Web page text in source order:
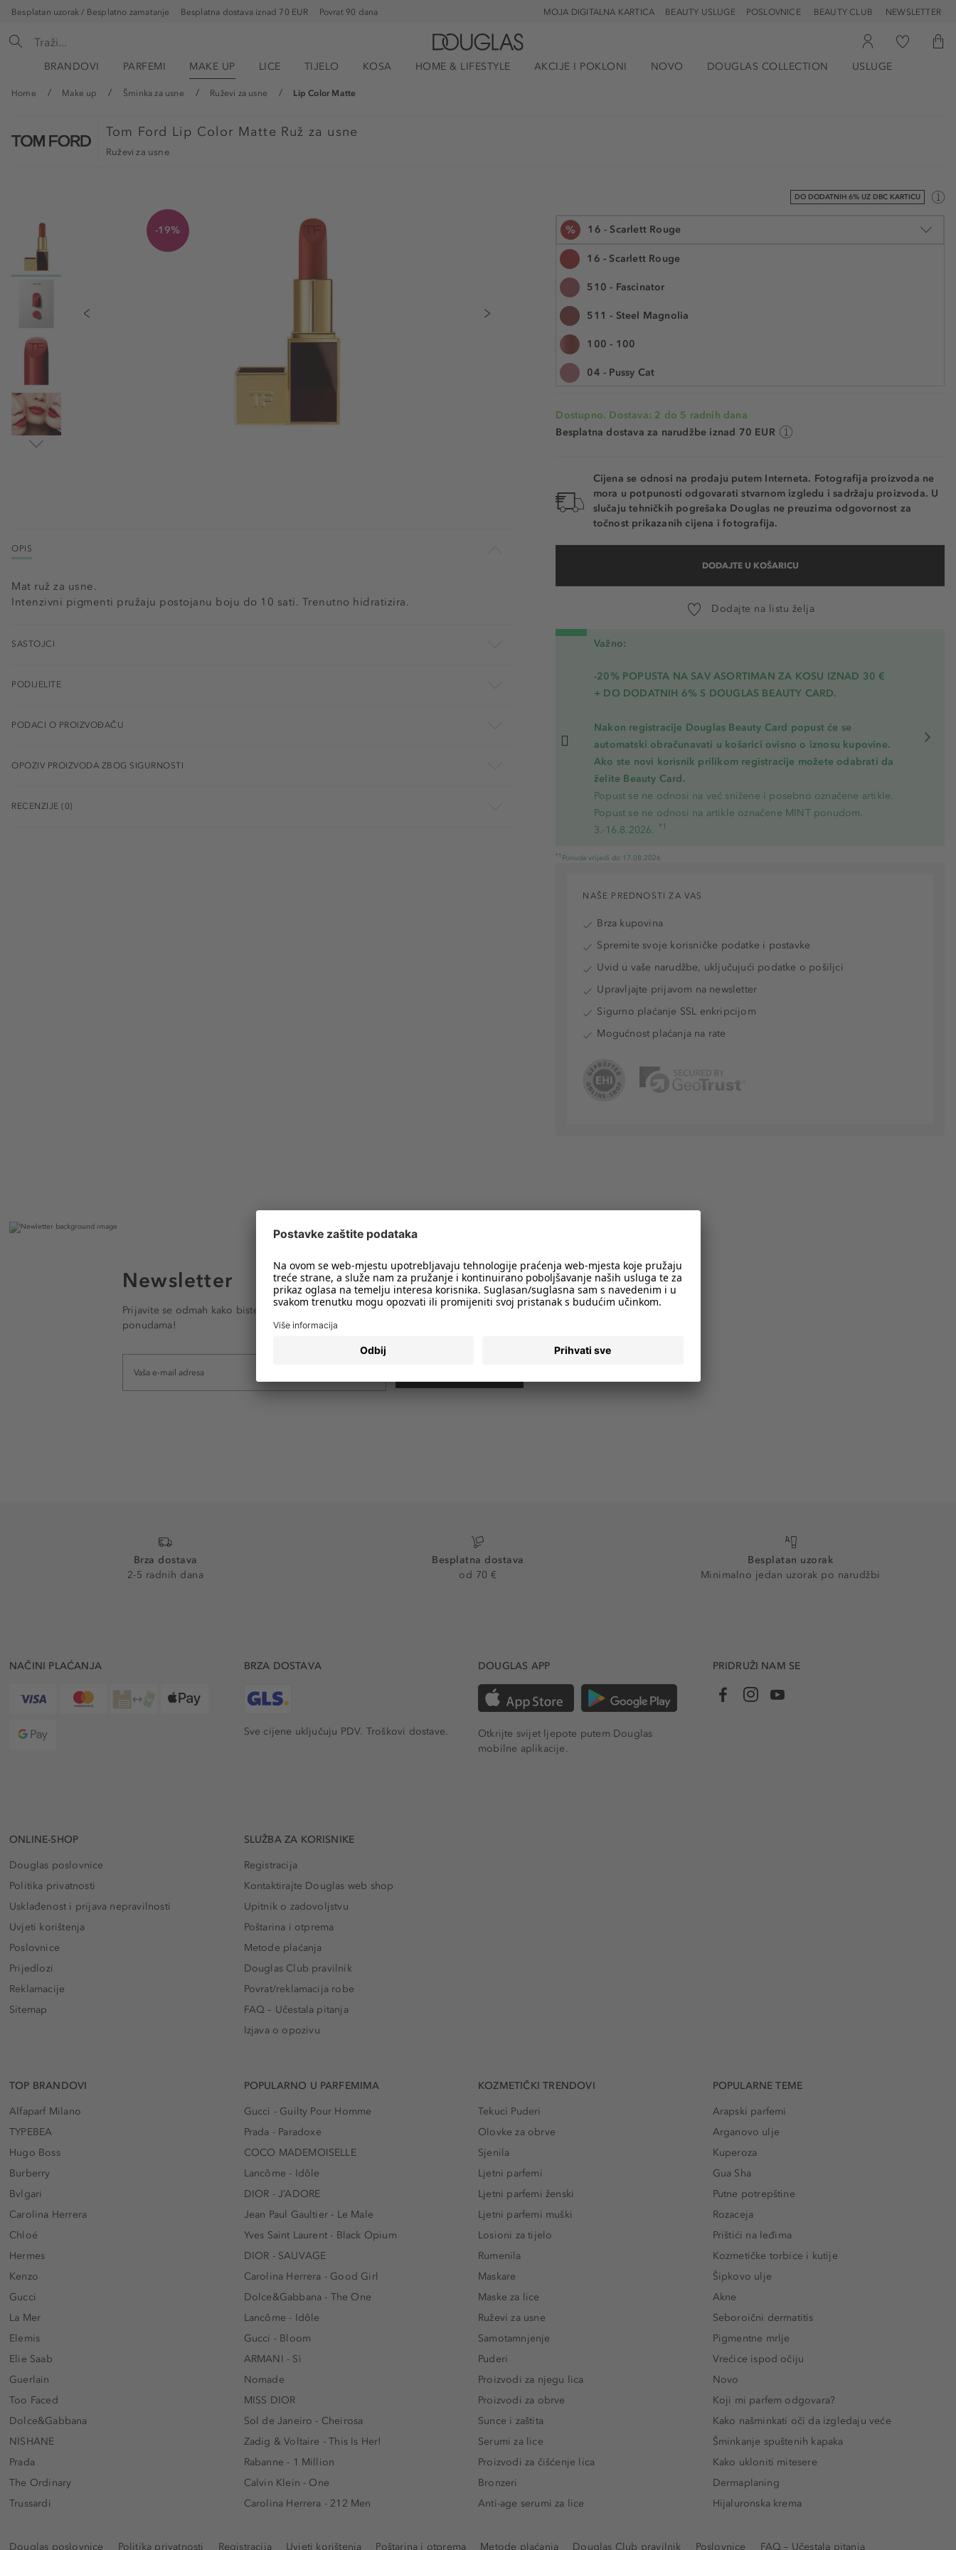
Besplatan uzorak / Besplatno zamatanje Besplatna dostava iznad 70 EUR Povrat 90 dana POSLOVNICE BEAUTY CLUB NEWSLETTER
BEAUTY USLUGE
MOJA DIGITALNA KARTICA
BRANDOVI PARFEMI MAKE UP LICE TIJELO KOSA HOME & LIFESTYLE AKCIJE I POKLONI NOVO DOUGLAS COLLECTION USLUGE
Home Make up Šminka za usne Ruževi za usne Lip Color Matte
Tom Ford Lip Color Matte Ruž za usne
Ruževi za usne
DO DODATNIH 6% UZ DBC KARTICU
-19% % 16 - Scarlett Rouge
16 - Scarlett Rouge
510 - Fascinator
511 - Steel Magnolia
100 - 100
04 - Pussy Cat
08 - Velvet Cherry
3 g
Šifra artikla TF106139
Dostupno. Dostava: 2 do 5 radnih dana
Besplatna dostava za narudžbe iznad 70 EUR
Cijena se odnosi na prodaju putem Interneta. Fotografija proizvoda ne
mora u potpunosti odgovarati stvarnom izgledu i sadržaju proizvoda. U
slučaju tehničkih pogrešaka Douglas ne preuzima odgovornost za
točnost prikazanih cijena i fotografija.
DODAJTE U KOŠARICU
Dodajte na listu želja
Važno:
-20% POPUSTA NA SAV ASORTIMAN ZA KOSU IZNAD 30 €
+ DO DODATNIH 6% S DOUGLAS BEAUTY CARD.
Nakon registracije Douglas Beauty Card popust će se
automatski obračunavati u košarici ovisno o iznosu kupovine.
Ako ste novi korisnik prilikom registracije možete odabrati da
želite Beauty Card.
Popust se ne odnosi na već snižene i posebno označene artikle.
Popust se ne odnosi na artikle označene MINT ponudom.
3.-16.8.2026.
*1
*1 Ponuda vrijedi do 17.08.2026
OPIS
Mat ruž za usne.
Intenzivni pigmenti pružaju postojanu boju do 10 sati. Trenutno hidratizira.
SASTOJCI
PODIJELITE
PODACI O PROIZVOĐAČU
OPOZIV PROIZVODA ZBOG SIGURNOSTI
RECENZIJE (0)
NAŠE PREDNOSTI ZA VAS
Brza kupovina
Spremite svoje korisničke podatke i postavke
Uvid u vaše narudžbe, uključujući podatke o pošiljci
Upravljajte prijavom na newsletter
Sigurno plaćanje SSL enkripcijom
Mogućnost plaćanja na rate
Newsletter
Prijavite se odmah kako biste e-mailom primali obavijesti o svim trendovima i
ponudama!
Brza dostava
2-5 radnih dana
Besplatna dostava
od 70 €
Besplatan uzorak
Minimalno jedan uzorak po narudžbi
NAČINI PLAĆANJA BRZA DOSTAVA
Sve cijene uključuju PDV. Troškovi dostave.
DOUGLAS APP
Otkrijte svijet ljepote putem Douglas
mobilne aplikacije.
PRIDRUŽI NAM SE
ONLINE-SHOP
Douglas poslovnice
Politika privatnosti
Usklađenost i prijava nepravilnosti
Uvjeti korištenja
Poslovnice
Prijedlozi
Reklamacije
Sitemap
SLUŽBA ZA KORISNIKE
Registracija
Kontaktirajte Douglas web shop
Upitnik o zadovoljstvu
Poštarina i otprema
Metode plaćanja
Douglas Club pravilnik
Povrat/reklamacija robe
FAQ – Učestala pitanja
Izjava o opozivu
TOP BRANDOVI
Alfaparf Milano
TYPEBEA
Hugo Boss
Burberry
Bvlgari
Carolina Herrera
Chloé
Hermes
Kenzo
Gucci
La Mer
Elemis
Elie Saab
Guerlain
Too Faced
Dolce&Gabbana
NISHANE
Prada
The Ordinary
Trussardi
POPULARNO U PARFEMIMA
Gucci - Guilty Pour Homme
Prada - Paradoxe
COCO MADEMOISELLE
Lancôme - Idôle
DIOR - J’ADORE
Jean Paul Gaultier - Le Male
Yves Saint Laurent - Black Opium
DIOR - SAUVAGE
Carolina Herrera - Good Girl
Dolce&Gabbana - The One
Lancôme - Idôle
Gucci - Bloom
ARMANI - Sì
Nomade
MISS DIOR
Sol de Janeiro - Cheirosa
Zadig & Voltaire - This Is Her!
Rabanne - 1 Million
Calvin Klein - One
Carolina Herrera - 212 Men
KOZMETIČKI TRENDOVI
Tekuci Puderi
Olovke za obrve
Sjenila
Ljetni parfemi
Ljetni parfemi ženski
Ljetni parfemi muški
Losioni za tijelo
Rumenila
Maskare
Maske za lice
Ruževi za usne
Samotamnjenje
Puderi
Proizvodi za njegu lica
Proizvodi za obrve
Sunce i zaštita
Serumi za lice
Proizvodi za čišćenje lica
Bronzeri
Anti-age serumi za lice
POPULARNE TEME
Arapski parfemi
Arganovo ulje
Kuperoza
Gua Sha
Putne potrepštine
Rozaceja
Prištići na leđima
Kozmetičke torbice i kutije
Šipkovo ulje
Akne
Seboroični dermatitis
Pigmentne mrlje
Vrećice ispod očiju
Novo
Koji mi parfem odgovara?
Kako našminkati oči da izgledaju veće
Šminkanje spuštenih kapaka
Kako ukloniti mitesere
Dermaplaning
Hijaluronska krema
Douglas poslovnice Politika privatnosti Registracija Uvjeti korištenja Poštarina i otprema Metode plaćanja Douglas Club pravilnik Poslovnice FAQ – Učestala pitanja